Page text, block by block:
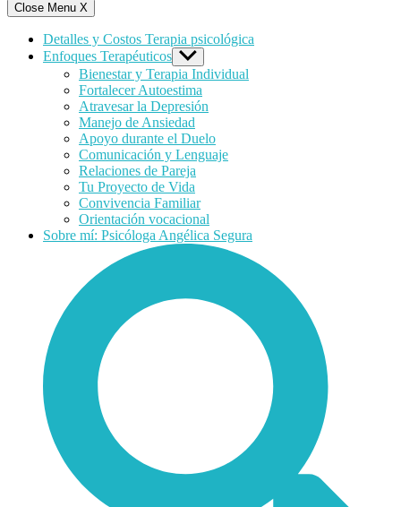
Close Menu X
Detalles y Costos Terapia psicológica
Enfoques Terapéuticos Show
sub
menu
Bienestar y Terapia Individual
Fortalecer Autoestima
Atravesar la Depresión
Manejo de Ansiedad
Apoyo durante el Duelo
Comunicación y Lenguaje
Relaciones de Pareja
Tu Proyecto de Vida
Convivencia Familiar
Orientación vocacional
Sobre mí: Psicóloga Angélica Segura